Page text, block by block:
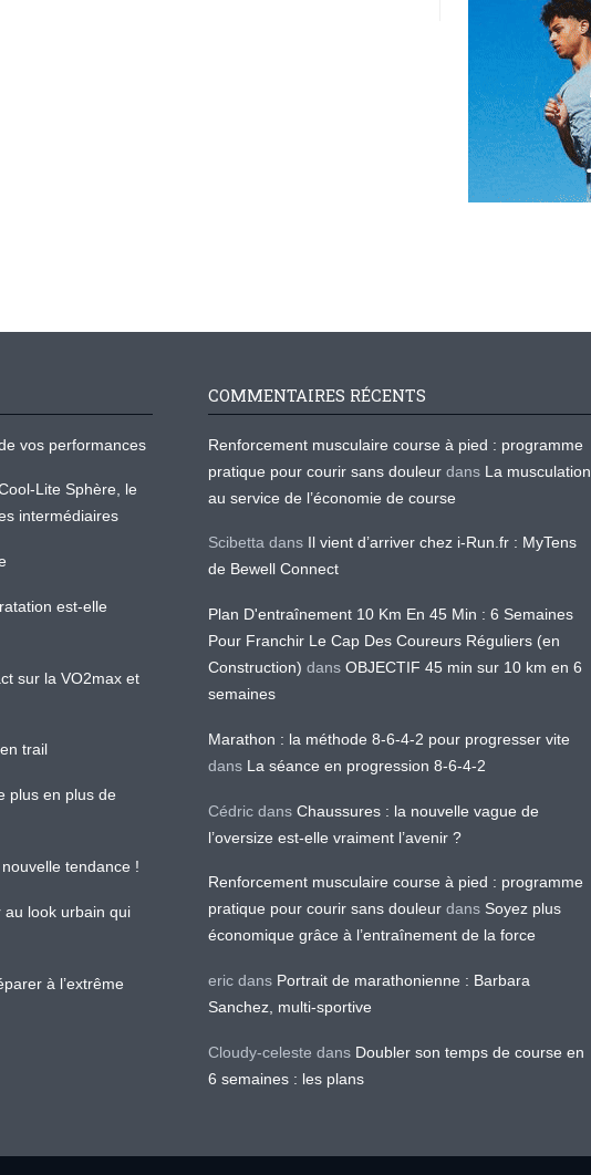
vos performances
Lite Sphère, le
intermédiaires
est-elle
sur la VO2max et
trail
plus en plus de
tendance !
au look urbain qui
à l’extrême
COMMENTAIRES RÉCENTS
Renforcement musculaire course à pied : programme
pratique pour courir sans douleur dans La musculation
au service de l’économie de course
Scibetta dans Il vient d’arriver chez i-Run.fr : MyTens
de Bewell Connect
Plan D'entraînement 10 Km En 45 Min : 6 Semaines
Pour Franchir Le Cap Des Coureurs Réguliers (en
Construction) dans OBJECTIF 45 min sur 10 km en 6
semaines
Marathon : la méthode 8-6-4-2 pour progresser vite
dans La séance en progression 8-6-4-2
Cédric dans Chaussures : la nouvelle vague de
l’oversize est-elle vraiment l’avenir ?
Renforcement musculaire course à pied : programme
pratique pour courir sans douleur dans Soyez plus
économique grâce à l’entraînement de la force
eric dans Portrait de marathonienne : Barbara
Sanchez, multi-sportive
Cloudy-celeste dans Doubler son temps de course en
6 semaines : les plans